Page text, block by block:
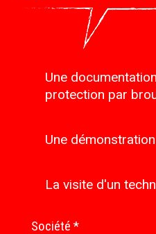
Une
protection par
Une
La visite d'un